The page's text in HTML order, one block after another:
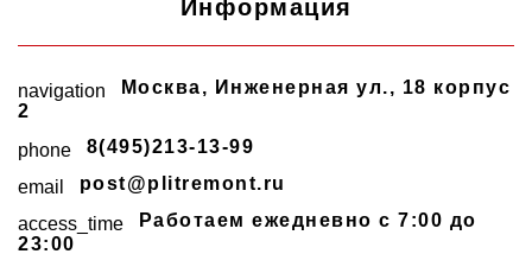
Информация
navigation Москва, Инженерная ул., 18 корпус
2
phone
8(495)213-13-99
email
post@plitremont.ru
access_time
Работаем ежедневно c 7:00 до
23:00